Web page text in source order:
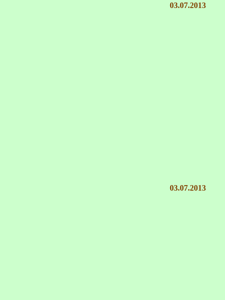
03.07.2013
03.07.2013